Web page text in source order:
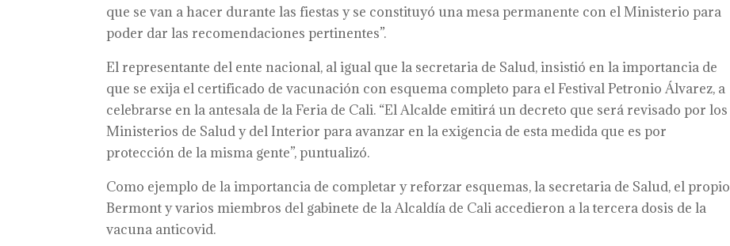
que se van a hacer durante las fiestas y se constituyó una mesa permanente con el Ministerio para
poder dar las recomendaciones pertinentes”.
El representante del ente nacional, al igual que la secretaria de Salud, insistió en la importancia de
que se exija el certificado de vacunación con esquema completo para el Festival Petronio Álvarez, a
celebrarse en la antesala de la Feria de Cali. “El Alcalde emitirá un decreto que será revisado por los
Ministerios de Salud y del Interior para avanzar en la exigencia de esta medida que es por
protección de la misma gente”, puntualizó.
Como ejemplo de la importancia de completar y reforzar esquemas, la secretaria de Salud, el propio
Bermont y varios miembros del gabinete de la Alcaldía de Cali accedieron a la tercera dosis de la
vacuna anticovid.